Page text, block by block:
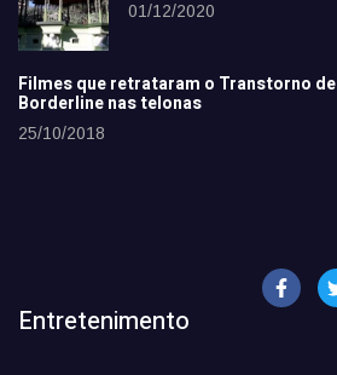
01/12/2020
Filmes que retrataram o Transtorno
Borderline nas telonas
25/10/2018
Entretenimento